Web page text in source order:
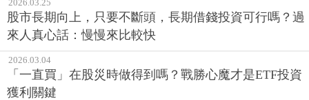
2026.03.25
股市長期向上，只要不斷頭，長期借錢投資可行嗎？過
來人真心話：慢慢來比較快
2026.03.04
「一直買」在股災時做得到嗎？戰勝心魔才是ETF投資
獲利關鍵